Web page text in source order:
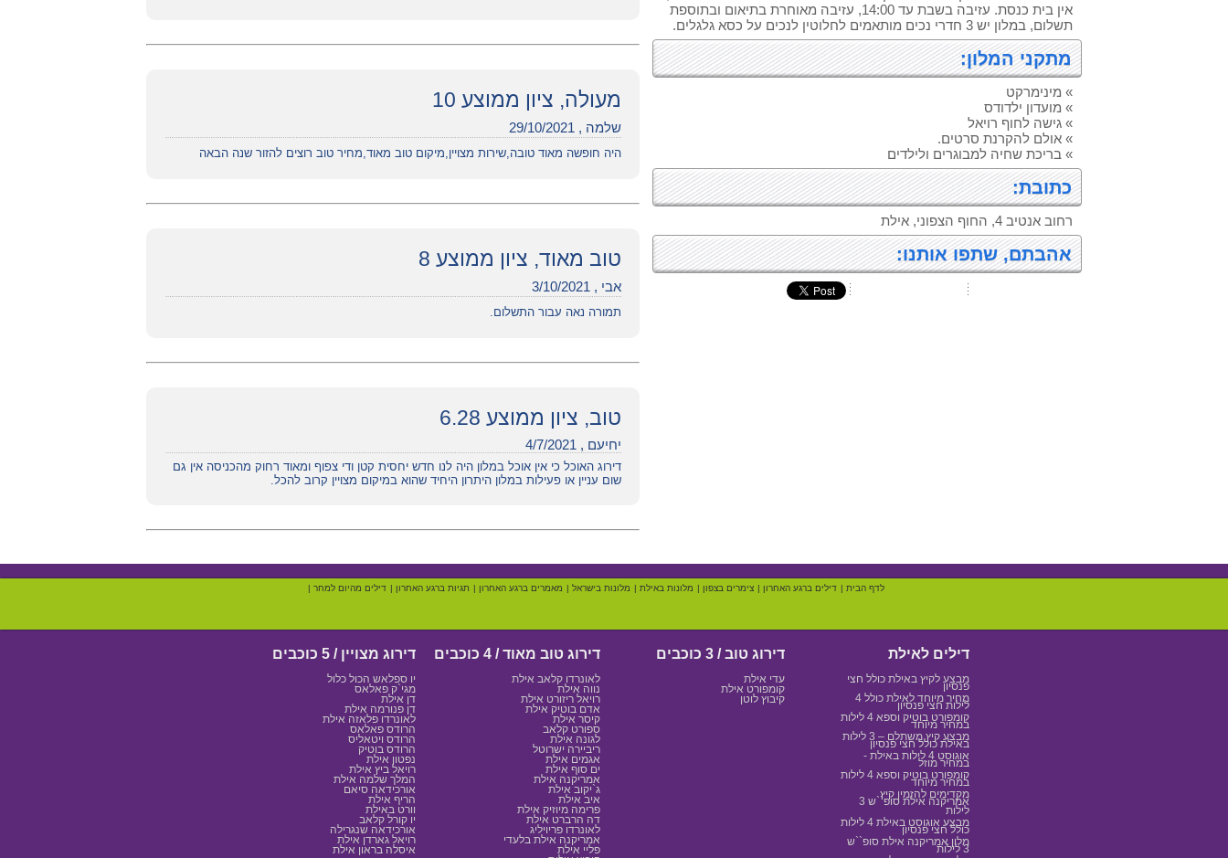
מעולה, ציון ממוצע 10
שלמה , 29/10/2021
היה חופשה מאוד טובה,שירות מצויין,מיקום טוב מאוד,מחיר טוב רוצים להזור שנה הבאה
טוב מאוד, ציון ממוצע 8
אבי , 3/10/2021
תמורה נאה עבור התשלום.
טוב, ציון ממוצע 6.28
יחיעם , 4/7/2021
דירוג האוכל כי אין אוכל במלון היה לנו חדש יחסית קטן ודי צפוף ומאוד רחוק מהכניסה אין גם
שום עניין או פעילות במלון היתרון היחיד שהוא במיקום מצויין קרוב להכל.
אין בית כנסת. עזיבה בשבת עד 14:00, עזיבה מאוחרת בתיאום ובתוספת
תשלום, במלון יש 3 חדרי נכים מותאמים לחלוטין לנכים על כסא גלגלים.
מתקני המלון:
» מינימרקט
» מועדון ילדודס
» גישה לחוף רויאל
» אולם להקרנת סרטים.
» בריכת שחיה למבוגרים ולילדים
כתובת:
רחוב אנטיב 4, החוף הצפוני, אילת
אהבתם, שתפו אותנו:
לדף הבית | דילים ברגע האחרון | צימרים בצפון | מלונות באילת | מלונות בישראל | מאמרים ברגע האחרון | תגיות ברגע האחרון | דילים מהיום למחר |
דילים לאילת
מבצע לקיץ באילת כולל חצי
פנסיון
מחיר מיוחד לאילת כולל 4
לילות חצי פנסיון
קומפורט בוטיק וספא 4 לילות
במחיר מיוחד
מבצע קיץ משתלם – 3 לילות
באילת כולל חצי פנסיון
אוגוסט 4 לילות באילת -
במחיר מוזל
קומפורט בוטיק וספא 4 לילות
במחיר מיוחד
מקדימים להזמין קיץ
אמריקנה אילת סופ``ש 3
לילות
מבצע אוגוסט באילת 4 לילות
כולל חצי פנסיון
מלון אמריקנה אילת סופ``ש
3 לילות
דירוג טוב / 3 כוכבים
עדי אילת
קומפורט אילת
קיבוץ לוטן
דירוג טוב מאוד / 4 כוכבים
לאונרדו קלאב אילת
נווה אילת
רויאל ריזורט אילת
אדם בוטיק אילת
קיסר אילת
ספורט קלאב
לגונה אילת
ריביירה ישרוטל
אגמים אילת
ים סוף אילת
אמריקנה אילת
ג`יקוב אילת
איב אילת
פרימה מיוזיק אילת
דה הרברט אילת
לאונרדו פריויליג
אמריקנה אילת בלעדי
פליי אילת
דירוג מצויין / 5 כוכבים
יו ספלאש הכול כלול
מגי`ק פאלאס
דן אילת
דן פנורמה אילת
לאונרדו פלאזה אילת
הרודס פאלאס
הרודס ויטאליס
הרודס בוטיק
נפטון אילת
רויאל ביץ אילת
המלך שלמה אילת
אורכידאה סיאם
הריף אילת
וורט באילת
יו קורל קלאב
אורכידאה שנגרילה
רויאל גארדן אילת
איסלה בראון אילת